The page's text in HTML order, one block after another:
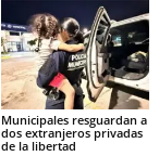
Municipales resguardan a
dos extranjeros privadas
de la libertad